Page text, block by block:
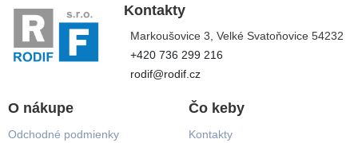
Kontakty
Markoušovice 3, Velké Svatoňovice 54232
+420 736 299 216
rodif@rodif.cz
O nákupe
Odchodné podmienky
Čo keby
Kontakty